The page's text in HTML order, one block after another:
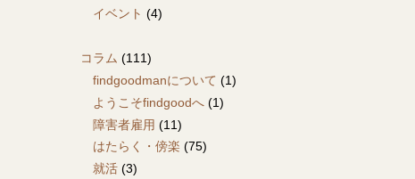
イベント (4)
コラム (111)
findgoodmanについて (1)
ようこそfindgoodへ(1)
障害者雇用 (11)
はたらく・傍楽 (75)
就活(3)